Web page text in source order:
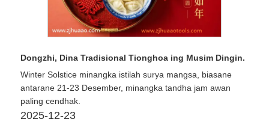
Dongzhi, Dina Tradisional Tionghoa ing Musim Dingin.
Winter Solstice minangka istilah surya mangsa, biasane
antarane 21-23 Desember, minangka tandha jam awan
paling cendhak.
2025-12-23